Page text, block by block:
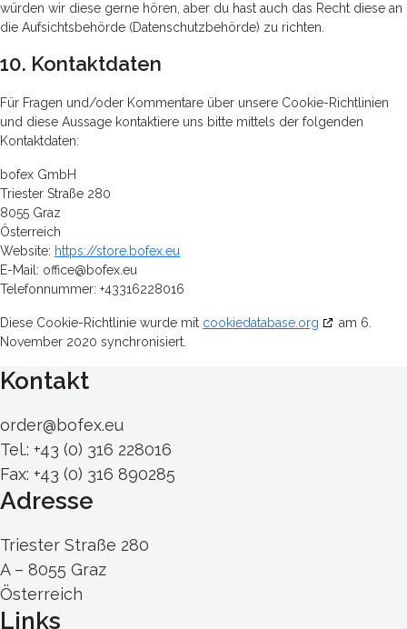
würden wir diese gerne hören, aber du hast auch das Recht diese an
die Aufsichtsbehörde (Datenschutzbehörde) zu richten.
10. Kontaktdaten
Für Fragen und/oder Kommentare über unsere Cookie-Richtlinien
und diese Aussage kontaktiere uns bitte mittels der folgenden
Kontaktdaten:
bofex GmbH
Triester Straße 280
8055 Graz
Österreich
Website: https://store.bofex.eu
E-Mail: office@bofex.eu
Telefonnummer: +43316228016
Diese Cookie-Richtlinie wurde mit cookiedatabase.org
am 6.
November 2020 synchronisiert.
Kontakt
order@bofex.eu
Tel.: +43 (0) 316 228016
Fax: +43 (0) 316 890285
Adresse
Triester Straße 280
A – 8055 Graz
Österreich
Links